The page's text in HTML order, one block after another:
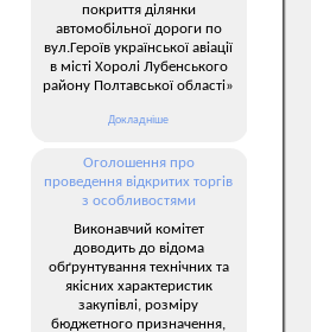
покриття ділянки
автомобільної дороги по
вул.Героїв української авіації
в місті Хоролі Лубенського
району Полтавської області»
Докладніше
Оголошення про
проведення відкритих торгів
з особливостями
Виконавчий комітет
доводить до відома
обґрунтування технічних та
якісних характеристик
закупівлі, розміру
бюджетного призначення,